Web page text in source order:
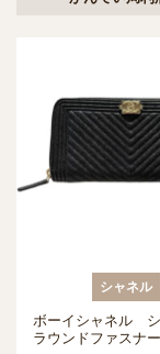
シャネル
ボーイシャネル
ラウンドファスナ